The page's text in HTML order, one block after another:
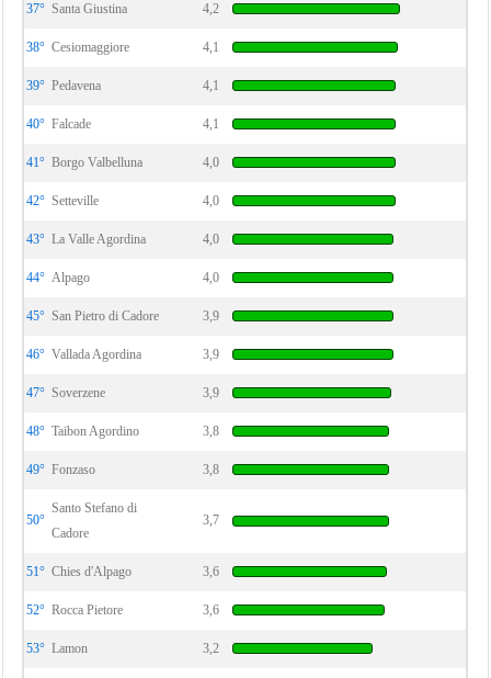
37° Santa Giustina 4,2
38° Cesiomaggiore 4,1
39° Pedavena 4,1
40° Falcade 4,1
41° Borgo Valbelluna 4,0
42° Setteville 4,0
43° La Valle Agordina 4,0
44° Alpago 4,0
45° San Pietro di Cadore 3,9
46° Vallada Agordina 3,9
47° Soverzene 3,9
48° Taibon Agordino 3,8
49° Fonzaso 3,8
50°
Santo Stefano di
Cadore
3,7
51° Chies d'Alpago 3,6
52° Rocca Pietore 3,6
53° Lamon 3,2